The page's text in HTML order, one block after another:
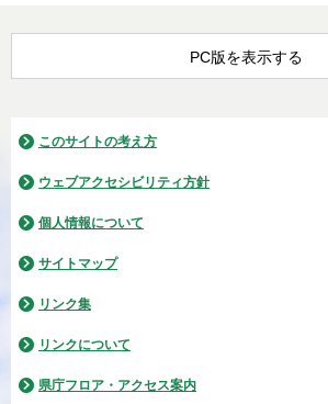
PC版を表示する
このサイトの考え方
ウェブアクセシビリティ方針
個人情報について
サイトマップ
リンク集
リンクについて
県庁フロア・アクセス案内